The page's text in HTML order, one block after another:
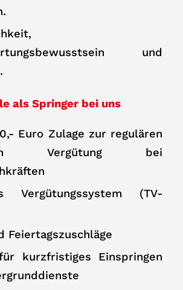
und
als Springer bei uns
Euro Zulage zur regulären
Vergütung bei
Vergütungssystem (TV-
Feiertagszuschläge
kurzfristiges Einspringen